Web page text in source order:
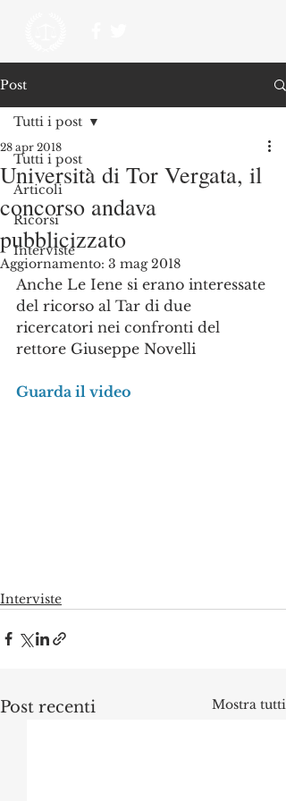
Post
Tutti i post
Articoli
Ricorsi
Interviste
Tutti i post
Università di Tor Vergata, il
concorso andava
pubblicizzato
28 apr 2018
Aggiornamento: 3 mag 2018
Anche Le Iene si erano interessate
del ricorso al Tar di due
ricercatori nei confronti del
rettore Giuseppe Novelli
Guarda il video
Interviste
Post recenti Mostra tutti